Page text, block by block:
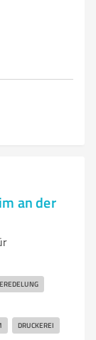
an der
DRUCKEREI